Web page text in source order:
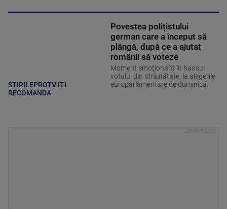
STIRILEPROTV ITI
RECOMANDA
Povestea polițistului
german care a început să
plângă, după ce a ajutat
românii să voteze
Moment emoţionant în haosul
votului din străinătate, la alegerile
europarlamentare de duminică.